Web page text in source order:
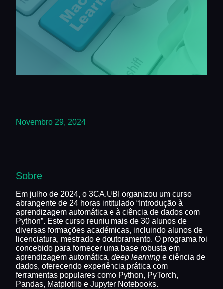
Novembro 29, 2024
Sobre
Em julho de 2024, o 3CA.UBI organizou um curso
abrangente de 24 horas intitulado “Introdução à
aprendizagem automática e à ciência de dados com
Python”. Este curso reuniu mais de 30 alunos de
diversas formações académicas, incluindo alunos de
licenciatura, mestrado e doutoramento. O programa foi
concebido para fornecer uma base robusta em
aprendizagem automática, deep learning e ciência de
dados, oferecendo experiência prática com
ferramentas populares como Python, PyTorch,
Pandas, Matplotlib e Jupyter Notebooks.